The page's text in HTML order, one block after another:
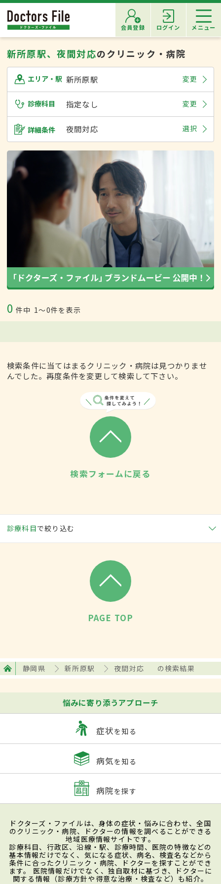
会員登録 ログイン メニュー
新所原駅、夜間対応のクリニック・病院
エリア・駅 新所原駅 変更
診療科目 指定なし 変更
詳細条件 夜間対応 選択
0 件中 1〜0件を表示
検索条件に当てはまるクリニック・病院は見つかりませ
んでした。再度条件を変更して検索して下さい。
検索フォームに戻る
診療科目で絞り込む
PAGE TOP
静岡県 新所原駅 夜間対応 の検索結果
悩みに寄り添うアプローチ
症状を知る
病気を知る
病院を探す
ドクターズ・ファイルは、身体の症状・悩みに合わせ、全国
のクリニック・病院、ドクターの情報を調べることができる
地域医療情報サイトです。
診療科目、行政区、沿線・駅、診療時間、医院の特徴などの
基本情報だけでなく、気になる症状、病名、検査名などから
条件に合ったクリニック・病院、ドクターを探すことができ
ます。 医院情報だけでなく、独自取材に基づき、ドクターに
関する情報（診療方針や得意な治療・検査など）も紹介。